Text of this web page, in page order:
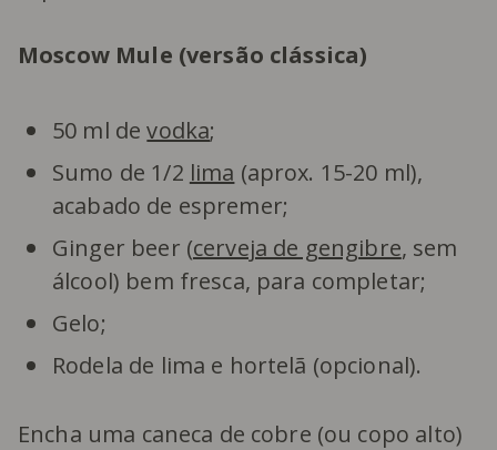
Moscow Mule (versão clássica)
50 ml devodka;
Sumo de 1/2 lima (aprox. 15-20 ml),
acabado de espremer;
Ginger beer (cerveja de gengibre, sem
álcool) bem fresca, para completar;
Gelo;
Rodela de lima e hortelã (opcional).
Encha uma caneca de cobre (ou copo alto)